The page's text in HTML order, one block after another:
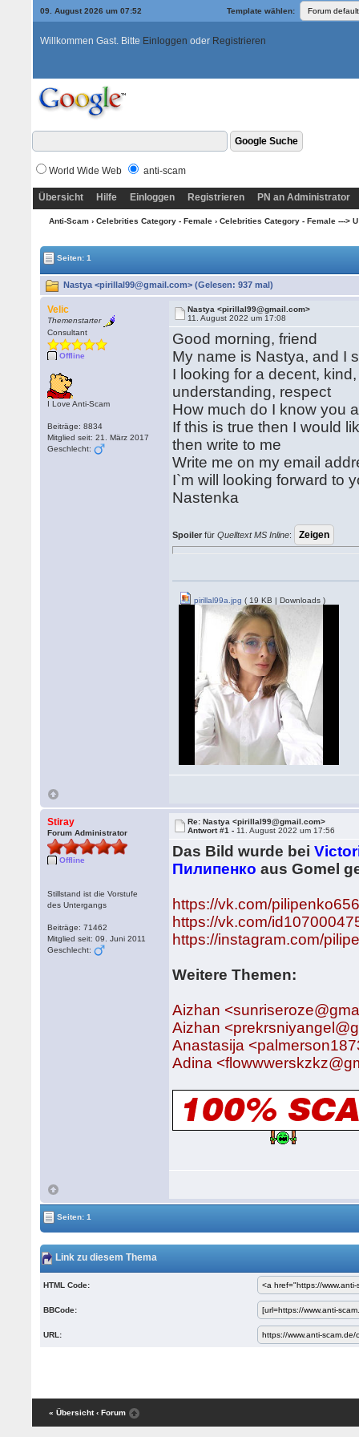
09. August 2026 um 07:52 Template wählen:
Willkommen Gast. Bitte Einloggen oder Registrieren
World Wide Web anti-scam
Übersicht Hilfe Einloggen Registrieren PN an Administrator
Anti-Scam› Celebrities Category - Female› Celebrities Category - Female ---> U
Seiten: 1
Nastya <pirillal99@gmail.com> (Gelesen: 937 mal)
Velic
Themenstarter
Consultant
Offline
I Love Anti-Scam
Beiträge: 8834
Mitglied seit: 21. März 2017
Geschlecht:
Nastya <pirillal99@gmail.com>
11. August 2022 um 17:08
Good morning, friend
My name is Nastya, and I
I looking for a decent,
understanding, respect
How much do I know you
If this is true then I would
then write to me
Write me on my email
I`m will looking forward to
Nastenka
Spoiler fürQuelltext MS Inline:
pirillal99a.jpg ( 19 KB | Downloads )
Stiray
Forum Administrator
Offline
Stillstand ist die Vorstufe
des Untergangs
Beiträge: 71462
Mitglied seit: 09. Juni 2011
Geschlecht:
Re: Nastya <pirillal99@gmail.com>
Antwort #1 - 11. August 2022 um 17:56
Das Bild wurde bei
Пилипенко aus Gomel
https://vk.com/
https://vk.com/
https://instagram.com/
Weitere Themen:
Aizhan
Aizhan
Anastasija
Adina
Seiten: 1
Link zu diesem Thema
HTML Code:
BBCode:
URL:
« Übersicht ‹ Forum